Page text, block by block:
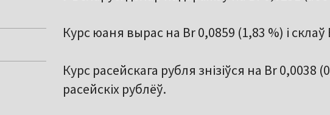
Курс юаня вырас на Br 0,0859 (1,83 %) і
Курс расейскага рубля знізіўся на Br 0,0038
расейскіх рублёў.